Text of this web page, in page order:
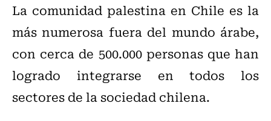
La comunidad palestina en Chile es la
más numerosa fuera del mundo árabe,
con cerca de 500.000 personas que han
logrado integrarse en todos los
sectores de la sociedad chilena.